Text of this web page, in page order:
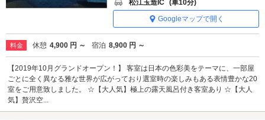
松江玉造IC (車10分)
Googleマップで開く
料金 休憩 4,900 円 ～ 宿泊 8,900 円 ～
【2019年10月グランドオープン！】 客室は日本の色彩美をテーマに、一部屋
ごとに全く異なる雅な世界が広がっており選室時の楽しみもある表情豊かな20
室をご用意致しました。 ☆【大人気】極上の露天風呂付き客室あり ☆【大人
気】贅沢空...